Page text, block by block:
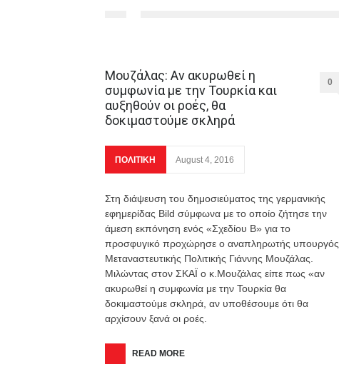
Μουζάλας: Aν ακυρωθεί η
συμφωνία με την Τουρκία και
αυξηθούν οι ροές, θα
δοκιμαστούμε σκληρά
0
ΠΟΛΙΤΙΚΗ August 4, 2016
Στη διάψευση του δημοσιεύματος της γερμανικής
εφημερίδας Bild σύμφωνα με το οποίο ζήτησε την
άμεση εκπόνηση ενός «Σχεδίου Β» για το
προσφυγικό προχώρησε ο αναπληρωτής υπουργός
Μεταναστευτικής Πολιτικής Γιάννης Μουζάλας.
Μιλώντας στον ΣΚΑΪ ο κ.Μουζάλας είπε πως «αν
ακυρωθεί η συμφωνία με την Τουρκία θα
δοκιμαστούμε σκληρά, αν υποθέσουμε ότι θα
αρχίσουν ξανά οι ροές.
READ MORE